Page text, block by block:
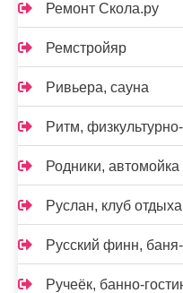
Ремонт Скола.ру
Ремстройяр
Ривьера, сауна
Ритм,
Родники, автомойка
Руслан, клуб отдыха
Русский финн,
Ручеёк, банно-